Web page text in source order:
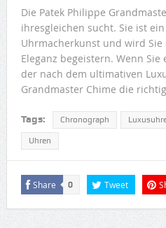
Die Patek Philippe
ihresgleichen sucht. Sie ist
Uhrmacherkunst und wird
Eleganz begeistern. Wenn
der nach dem ultimativen
Grandmaster Chime die
Tags: Chronograph
Uhren
Share 0 Tweet